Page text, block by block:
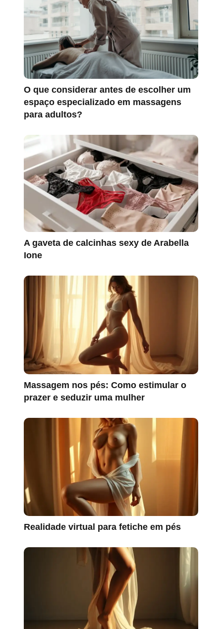
O que considerar antes de escolher um
espaço especializado em massagens
para adultos?
A gaveta de calcinhas sexy de Arabella
Ione
Massagem nos pés: Como estimular o
prazer e seduzir uma mulher
Realidade virtual para fetiche em pés